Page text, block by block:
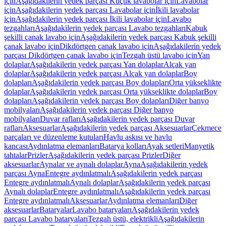
içinAşağıdakilerin yedek parçası Lavabolar içinİkili lavabolar
içinAşağıdakilerin yedek parçası İkili lavabolar içinLavabo
tezgahlarıAşağıdakilerin yedek parçası Lavabo tezgahlarıKabuk
şekilli çanak lavabo içinAşağıdakilerin yedek parçası Kabuk şekilli
çanak lavabo içinDikdörtgen çanak lavabo içinAşağıdakilerin yedek
parçası Dikdörtgen çanak lavabo içinTezgah üstü lavabo içinYan
dolaplarAşağıdakilerin yedek parçası Yan dolaplarAlçak yan
dolaplarAşağıdakilerin yedek parçası Alçak yan dolaplarBoy
dolaplarıAşağıdakilerin yedek parçası Boy dolaplarıOrta yükseklikte
dolaplarAşağıdakilerin yedek parçası Orta yükseklikte dolaplarBoy
dolaplarıAşağıdakilerin yedek parçası Boy dolaplarıDiğer banyo
mobilyalarıAşağıdakilerin yedek parçası Diğer banyo
mobilyalarıDuvar raflarıAşağıdakilerin yedek parçası Duvar
raflarıAksesuarlarAşağıdakilerin yedek parçası AksesuarlarÇekmece
parçaları ve düzenleme kutularıHavlu askısı ve havlu
kancasıAydınlatma elemanlarıBatarya kollarıAyak setleriManyetik
tahtalarPrizlerAşağıdakilerin yedek parçası PrizlerDiğer
aksesuarlarAynalar ve aynalı dolaplarAynaAşağıdakilerin yedek
parçası AynaEntegre aydınlatmalıAşağıdakilerin yedek parçası
Entegre aydınlatmalıAynalı dolaplarAşağıdakilerin yedek parçası
Aynalı dolaplarEntegre aydınlatmalıAşağıdakilerin yedek parçası
Entegre aydınlatmalıAksesuarlarAydınlatma elemanlarıDiğer
aksesuarlarBataryalarLavabo bataryalarıAşağıdakilerin yedek
parçası Lavabo bataryalarıTezgah üstü, elektrikliAşağıdakilerin